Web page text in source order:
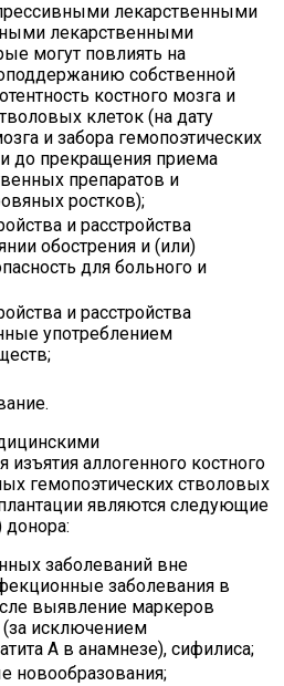
лекарственными
лекарственными
могут повлиять на
собственной
костного мозга и
клеток (на дату
и забора гемопоэтических
до прекращения приема
препаратов и
ростков);
и расстройства
обострения и (или)
для больного и
и расстройства
употреблением
аллогенного костного
гемопоэтических стволовых
являются следующие
донора:
заболеваний вне
заболевания в
выявление маркеров
(за исключением
А в анамнезе), сифилиса;
новообразования;